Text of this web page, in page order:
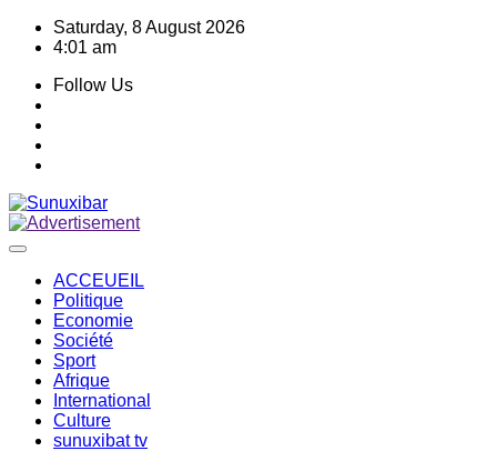
Skip
Saturday, 8 August 2026
4:01 am
Follow Us
ACCEUEIL
Politique
Economie
Société
Sport
Afrique
International
Culture
sunuxibat tv